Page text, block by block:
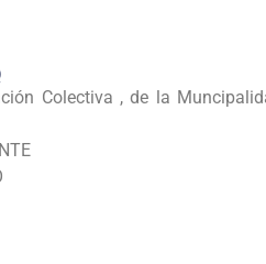
Colectiva , de la